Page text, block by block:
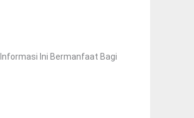
Ini Bermanfaat Bagi